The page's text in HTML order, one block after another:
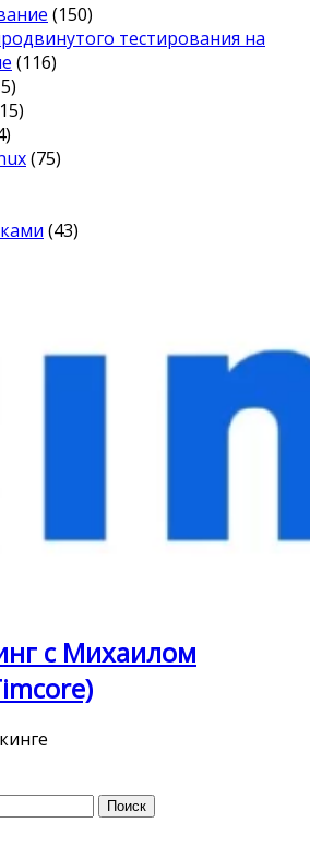
(150)
тестирования на
(116)
(75)
(43)
с Михаилом